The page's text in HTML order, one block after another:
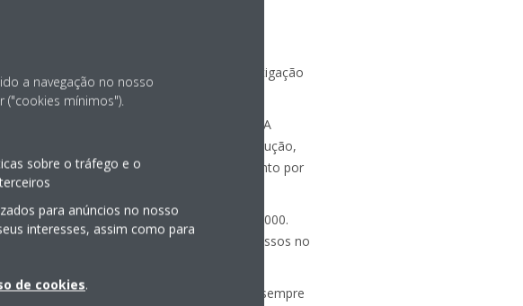
de qualidade europeus, e a investigação
N.V. recebeu a certificação ISO 9001. A
em todas as fases de design e produção,
da Daikin é auditado regularmente, tanto por
no âmbito da nova norma ISO9001:2000.
participantes conduzam todos os processos no
os produtos e processos da Daikin estão sempre
a navegação no nosso
mínimos").
sobre o tráfego e o
para anúncios no nosso
interesses, assim como para
de cookies.